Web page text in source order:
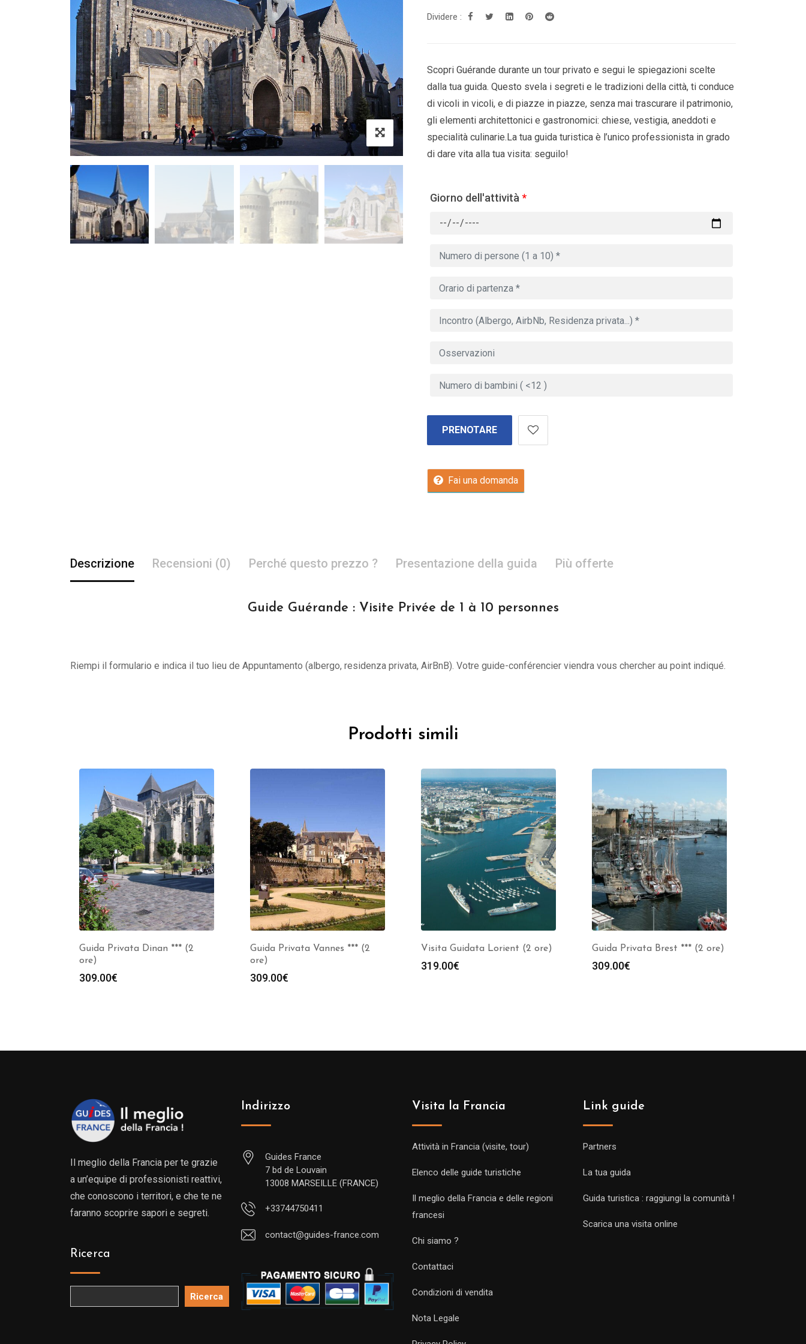
Dividere :
Scopri Guérande durante un tour privato e segui le spiegazioni scelte
dalla tua guida. Questo svela i segreti e le tradizioni della città, ti conduce
di vicoli in vicoli, e di piazze in piazze, senza mai trascurare il patrimonio,
gli elementi architettonici e gastronomici: chiese, vestigia, aneddoti e
specialità culinarie.La tua guida turistica è l’unico professionista in grado
di dare vita alla tua visita: seguilo!
Giorno dell'attività *
PRENOTARE
Fai una domanda
Descrizione Recensioni (0) Perché questo prezzo ? Presentazione della guida Più offerte
Guide Guérande : Visite Privée de 1 à 10 personnes
Riempi il formulario e indica il tuo lieu de Appuntamento (albergo, residenza privata, AirBnB). Votre guide-conférencier viendra vous chercher au point indiqué.
Prodotti simili
Guida Privata Dinan *** (2
ore)
309.00€
Guida Privata Vannes *** (2
ore)
309.00€
Visita Guidata Lorient (2 ore)
319.00€
Guida Privata Brest *** (2 ore)
309.00€
Il meglio della Francia per te grazie
a un’equipe di professionisti reattivi,
che conoscono i territori, e che te ne
faranno scoprire sapori e segreti.
Ricerca
Ricerca
Indirizzo
Guides France
7 bd de Louvain
13008 MARSEILLE (FRANCE)
+33744750411
contact@guides-france.com
Visita la Francia
Attività in Francia (visite, tour)
Elenco delle guide turistiche
Il meglio della Francia e delle regioni
francesi
Chi siamo ?
Contattaci
Condizioni di vendita
Nota Legale
Link guide
Partners
La tua guida
Guida turistica : raggiungi la comunità !
Scarica una visita online